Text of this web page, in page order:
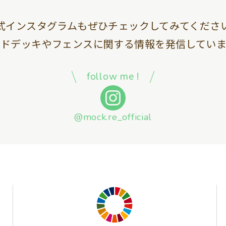
インスタグラムもぜひチェックしてみてくださ
デッキやフェンスに関する情報を発信していま
follow me !
@mock.re_official